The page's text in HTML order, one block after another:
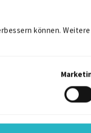
können.